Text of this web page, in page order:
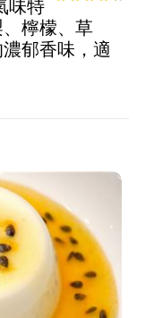
of 5
味特
檸檬、草
郁香味，適